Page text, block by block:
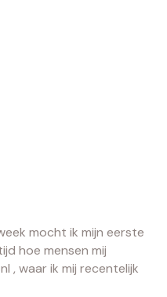
mocht ik mijn eerste
hoe mensen mij
, waar ik mij recentelijk